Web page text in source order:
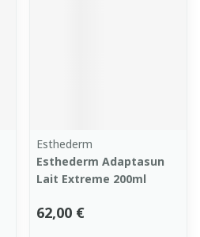
Esthederm
Esthederm Adaptasun
Lait Extreme 200ml
62,00 €